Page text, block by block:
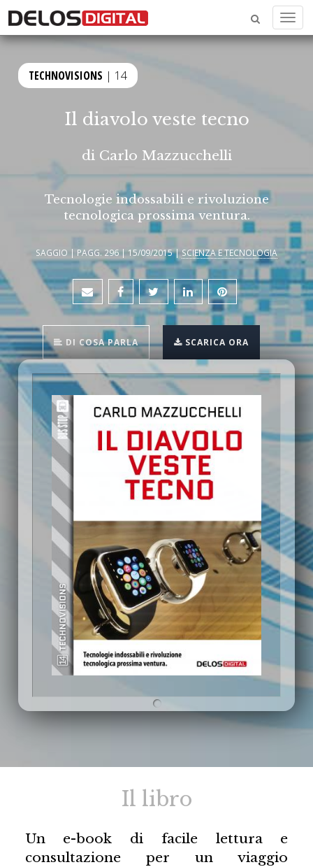
Menu
TECHNOVISIONS | 14
Il diavolo veste tecno
di Carlo Mazzucchelli
Tecnologie indossabili e rivoluzione
tecnologica prossima ventura.
SAGGIO | PAGG. 296 | 15/09/2015 |SCIENZA E TECNOLOGIA
DI COSA PARLA SCARICA ORA
Il libro
Un e-book di facile lettura e
consultazione per un viaggio